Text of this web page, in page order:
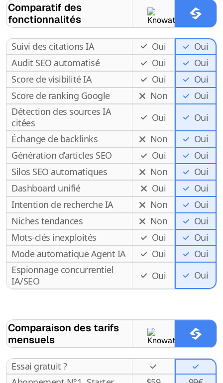
Comparatif des
fonctionnalités
Suivi des citations IA Oui
Oui
Audit SEO automatisé
Oui
Oui
Score de visibilité IA
Oui
Oui
Score de ranking Google
Non
Oui
Détection des sources IA
citées
Oui
Oui
Échange de backlinks
Non
Oui
Génération d’articles SEO
Oui
Oui
Silos SEO automatiques
Non
Oui
Dashboard unifié
Oui
Oui
Intention de recherche IA
Non
Oui
Niches tendances
Non
Oui
Mots-clés inexploités
Oui
Oui
Mode automatique Agent IA
Oui
Oui
Espionnage concurrentiel
IA/SEO
Oui Oui
Comparaison des tarifs
mensuels
Essai gratuit ?